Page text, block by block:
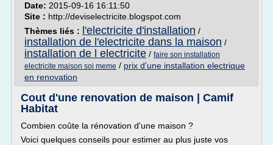
Date: 2015-09-16 16:11:50
Site : http://deviselectricite.blogspot.com
Thèmes liés :
l'electricite d'installation /
installation de l'electricite dans la maison /
installation de l electricite / faire son installation
electricite maison soi meme / prix d'une installation electrique
en renovation
Cout d'une renovation de maison | Camif
Habitat
Combien coûte la rénovation d'une maison ?
Voici quelques conseils pour estimer au plus juste vos